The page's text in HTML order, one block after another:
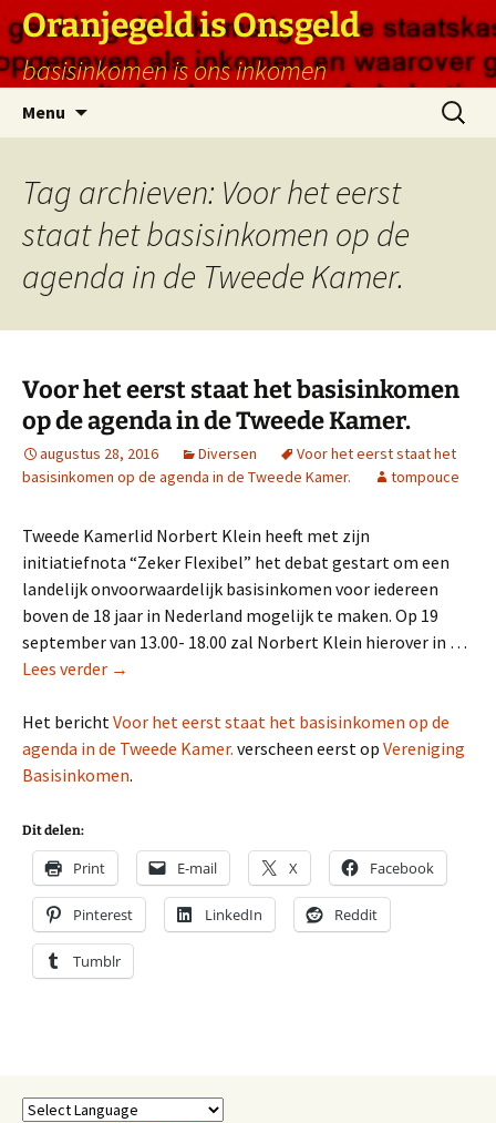
naar
de
inhoud
Oranjegeld is Onsgeld
basisinkomen is ons inkomen
Menu
Zoeken
naar:
Tag archieven: Voor het eerst
staat het basisinkomen op de
agenda in de Tweede Kamer.
Voor het eerst staat het basisinkomen
op de agenda in de Tweede Kamer.
augustus 28, 2016 Diversen
Voor het eerst staat het
basisinkomen op de agenda in de Tweede Kamer.
tompouce
Tweede Kamerlid Norbert Klein heeft met zijn
initiatiefnota “Zeker Flexibel” het debat gestart om een
landelijk onvoorwaardelijk basisinkomen voor iedereen
boven de 18 jaar in Nederland mogelijk te maken. Op 19
september van 13.00- 18.00 zal Norbert Klein hierover in …
Lees verder →
Het berichtVoor het eerst staat het basisinkomen op de
agenda in de Tweede Kamer. verscheen eerst op Vereniging
Basisinkomen.
Dit delen:
Print E-mail X Facebook
Pinterest LinkedIn Reddit
Tumblr